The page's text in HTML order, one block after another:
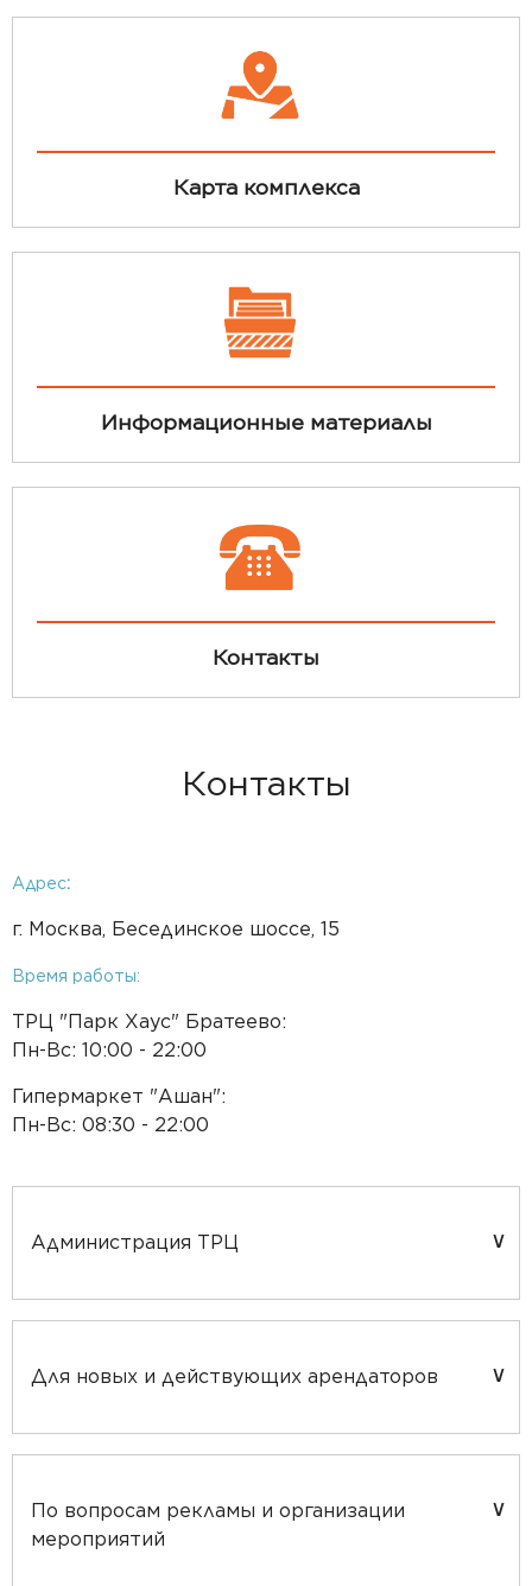
Карта комплекса
Информационные материалы
Контакты
Контакты
Адрес:
г. Москва, Бесединское шоссе, 15
Время работы:
TРЦ "Парк Хаус" Братеево:
Пн-Вс: 10:00 - 22:00
Гипермаркет "Ашан":
Пн-Вс: 08:30 - 22:00
Администрация ТРЦ
Для новых и действующих арендаторов
По вопросам рекламы и организации
мероприятий